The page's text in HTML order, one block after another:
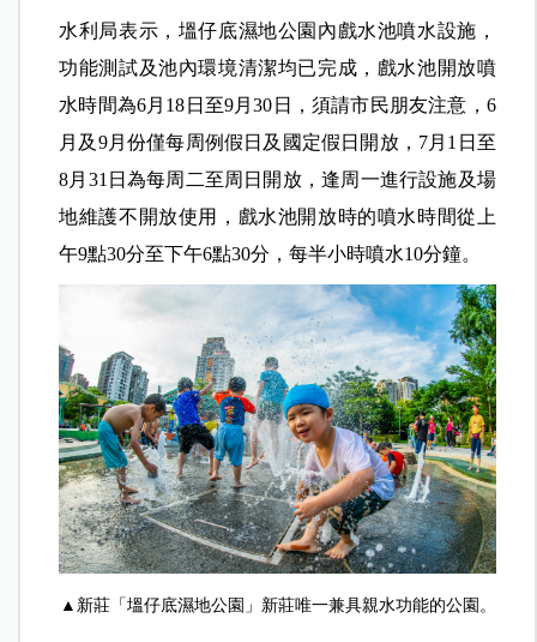
水利局表示，塭仔底濕地公園內戲水池噴水設施，
功能測試及池內環境清潔均已完成，戲水池開放噴
水時間為6月18日至9月30日，須請市民朋友注意，6
月及9月份僅每周例假日及國定假日開放，7月1日至
8月31日為每周二至周日開放，逢周一進行設施及場
地維護不開放使用，戲水池開放時的噴水時間從上
午9點30分至下午6點30分，每半小時噴水10分鐘。
▲新莊「塭仔底濕地公園」新莊唯一兼具親水功能的公園。